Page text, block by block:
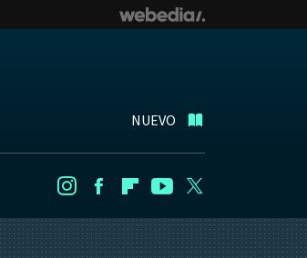
NUEVO
InstagramFacebookFlipboard
Youtube